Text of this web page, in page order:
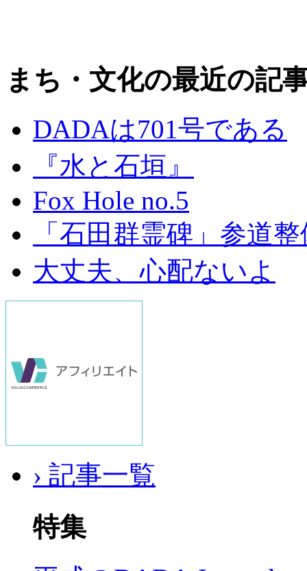
まち・文化の最近の記
DADAは701号である
『水と石垣』
Fox Hole no.5
「石田群霊碑」参道
大丈夫、心配ないよ
› 記事一覧
特集